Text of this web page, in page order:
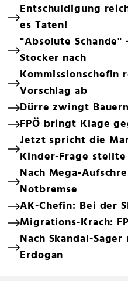
Entschuldigung
es Taten!
"Absolute
Stocker nach
Vorschlag ab
Dürre zwingt
FPÖ bringt Klage
Jetzt spricht die
Kinder-Frage stellte
Nach Mega-
Notbremse
AK-Chefin: Bei der
Migrations-Krach:
Nach Skandal-
Erdogan